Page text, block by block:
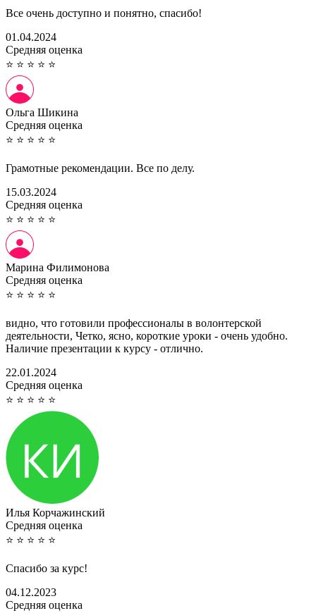
Все очень доступно и понятно, спасибо!
01.04.2024
Cредняя оценка
⭐ ⭐ ⭐ ⭐ ⭐
Ольга Шикина
Cредняя оценка
⭐ ⭐ ⭐ ⭐ ⭐
Грамотные рекомендации. Все по делу.
15.03.2024
Cредняя оценка
⭐ ⭐ ⭐ ⭐ ⭐
Марина Филимонова
Cредняя оценка
⭐ ⭐ ⭐ ⭐ ⭐
видно, что готовили профессионалы в волонтерской
деятельности, Четко, ясно, короткие уроки - очень удобно.
Наличие презентации к курсу - отлично.
22.01.2024
Cредняя оценка
⭐ ⭐ ⭐ ⭐ ⭐
Илья Корчажинский
Cредняя оценка
⭐ ⭐ ⭐ ⭐ ⭐
Спасибо за курс!
04.12.2023
Cредняя оценка